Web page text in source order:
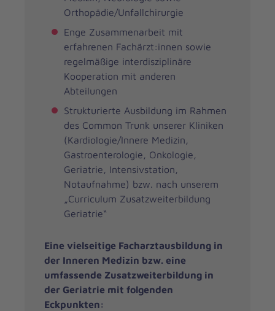
Orthopädie/Unfallchirurgie
Enge Zusammenarbeit mit
erfahrenen Fachärzt:innen sowie
regelmäßige interdisziplinäre
Kooperation mit anderen
Abteilungen
Strukturierte Ausbildung im Rahmen
des Common Trunk unserer Kliniken
(Kardiologie/Innere Medizin,
Gastroenterologie, Onkologie,
Geriatrie, Intensivstation,
Notaufnahme) bzw. nach unserem
„Curriculum Zusatzweiterbildung
Geriatrie“
Eine vielseitige Facharztausbildung in
der Inneren Medizin bzw. eine
umfassende Zusatzweiterbildung in
der Geriatrie mit folgenden
Eckpunkten: